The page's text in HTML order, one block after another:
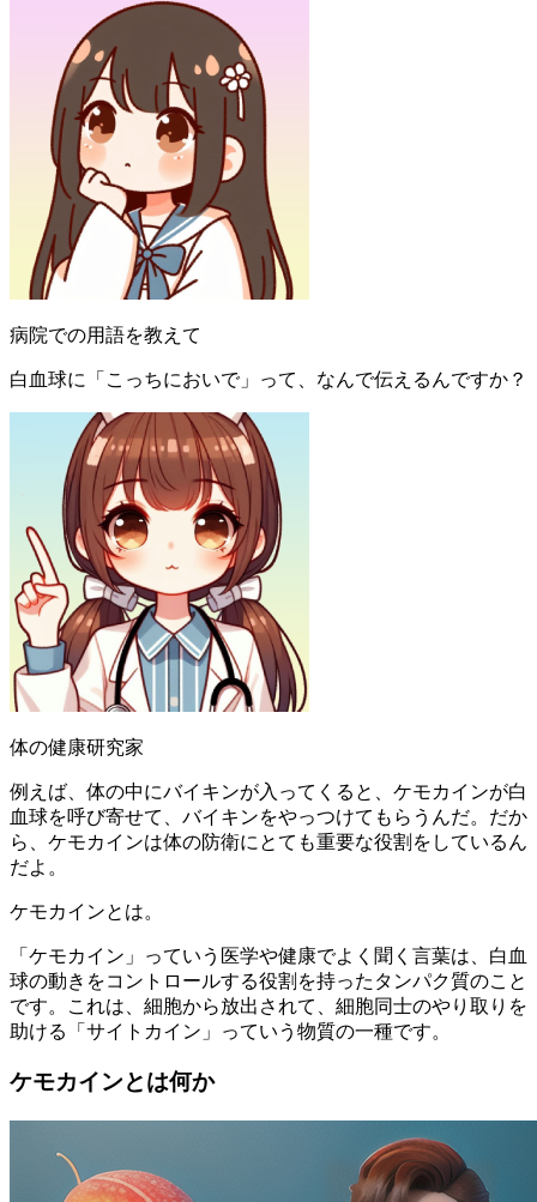
病院での用語を教えて
白血球に「こっちにおいで」って、なんで伝えるんですか？
体の健康研究家
例えば、体の中にバイキンが入ってくると、ケモカインが白
血球を呼び寄せて、バイキンをやっつけてもらうんだ。だか
ら、ケモカインは体の防衛にとても重要な役割をしているん
だよ。
ケモカインとは。
「ケモカイン」っていう医学や健康でよく聞く言葉は、白血
球の動きをコントロールする役割を持ったタンパク質のこと
です。これは、細胞から放出されて、細胞同士のやり取りを
助ける「サイトカイン」っていう物質の一種です。
ケモカインとは何か